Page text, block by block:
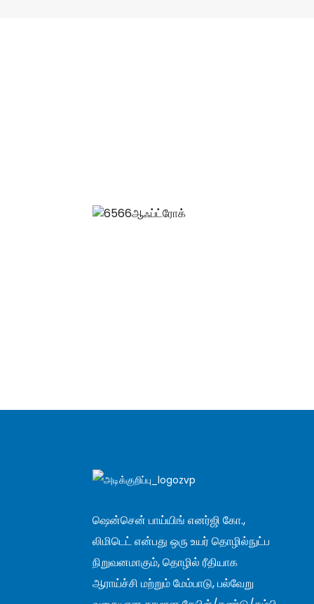
ஷென்சென் பாய்யிங் எனர்ஜி கோ.,
லிமிடெட் என்பது ஒரு உயர் தொழில்நுட்ப
நிறுவனமாகும், தொழில் ரீதியாக
ஆராய்ச்சி மற்றும் மேம்பாடு, பல்வேறு